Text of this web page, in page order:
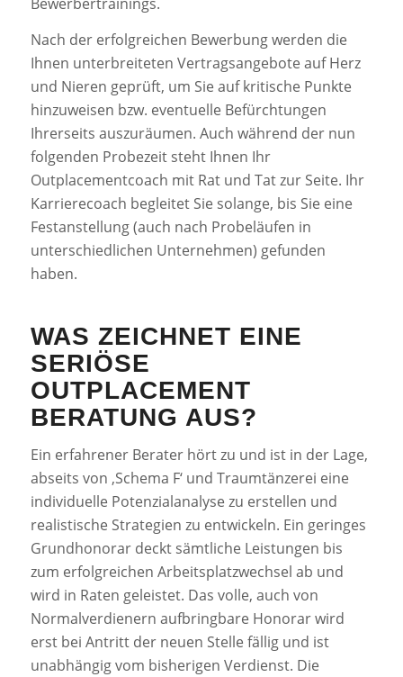
Nach der erfolgreichen Bewerbung werden die
Ihnen unterbreiteten Vertragsangebote auf Herz
und Nieren geprüft, um Sie auf kritische Punkte
hinzuweisen bzw. eventuelle Befürchtungen
Ihrerseits auszuräumen. Auch während der nun
folgenden Probezeit steht Ihnen Ihr
Outplacementcoach mit Rat und Tat zur Seite. Ihr
Karrierecoach begleitet Sie solange, bis Sie eine
Festanstellung (auch nach Probeläufen in
unterschiedlichen Unternehmen) gefunden
haben.
WAS ZEICHNET EINE
SERIÖSE
OUTPLACEMENT
BERATUNG AUS?
Ein erfahrener Berater hört zu und ist in der Lage,
abseits von ‚Schema F‘ und Traumtänzerei eine
individuelle Potenzialanalyse zu erstellen und
realistische Strategien zu entwickeln. Ein geringes
Grundhonorar deckt sämtliche Leistungen bis
zum erfolgreichen Arbeitsplatzwechsel ab und
wird in Raten geleistet. Das volle, auch von
Normalverdienern aufbringbare Honorar wird
erst bei Antritt der neuen Stelle fällig und ist
unabhängig vom bisherigen Verdienst. Die